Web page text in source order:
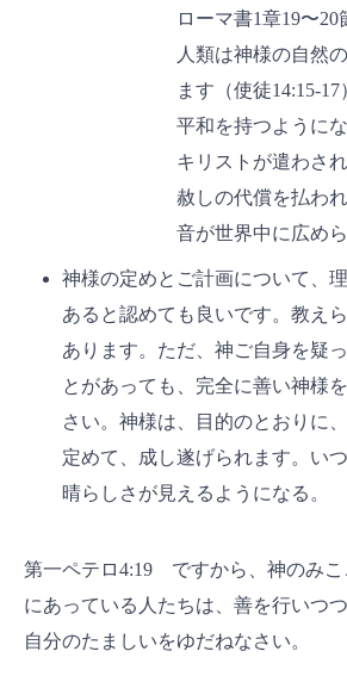
ローマ書1章19〜
人類は神様の自然
ます（使徒14:15-
平和を持つように
キリストが遣わさ
赦しの代償を払わ
音が世界中に広め
神様の定めとご計画について、
あると認めても良いです。教え
あります。ただ、神ご自身を疑
とがあっても、完全に善い神様
さい。神様は、目的のとおりに
定めて、成し遂げられます。い
晴らしさが見えるようになる。
第一ペテロ4:19 ですから、神のみこ
にあっている人たちは、善を行いつ
自分のたましいをゆだねなさい。